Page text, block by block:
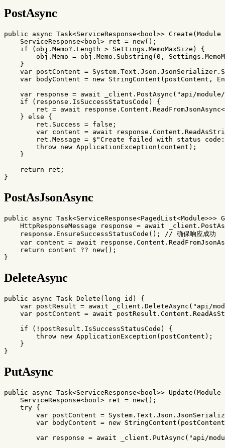
PostAsync
public async Task<ServiceResponse<bool>> Create ( Module
ServiceResponse<bool> ret = new();
if
( obj . Memo?. Length > Settings . MemoMaxSize )
{
obj . Memo = obj . Memo . Substring ( 0 , Settings .
}
var postContent = System . Text . Json . JsonSerializer .
var
bodyContent = new StringContent ( postContent ,
var
response = await _client . PostAsync ( "api/
if
( response . IsSuccessStatusCode )
{
ret = await response . Content . ReadFromJsonAsync<
} else
{
ret . Success = false ;
var content = await response . Content .
ret . Message = $"Create failed with status
throw new ApplicationException ( content );
}
return
ret ;
}
PostAsJsonAsync
public async Task<ServiceResponse<PagedList<Module>>>
HttpResponseMessage
response = await _client .
response . EnsureSuccessStatusCode ();
// 确保响应成功
var content = await response . Content .
return
content ?? new();
}
DeleteAsync
public async Task Delete ( long id )
{
var postResult = await _client . DeleteAsync ( "api/
var postContent = await postResult . Content .
if
(! postResult . IsSuccessStatusCode )
{
throw new ApplicationException ( postContent );
}
}
PutAsync
public async Task<ServiceResponse<bool >> Update (Module
ServiceResponse<bool > ret = new();
try {
var postContent = System . Text . Json .
var
bodyContent = new StringContent ( postContent
var
response = await _client . PutAsync ( "api/